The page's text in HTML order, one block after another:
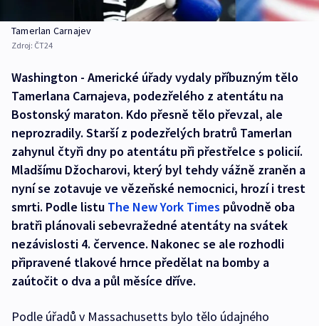
Tamerlan Carnajev
Zdroj: ČT24
Washington - Americké úřady vydaly příbuzným tělo
Tamerlana Carnajeva, podezřelého z atentátu na
Bostonský maraton. Kdo přesně tělo převzal, ale
neprozradily. Starší z podezřelých bratrů Tamerlan
zahynul čtyři dny po atentátu při přestřelce s policií.
Mladšímu Džocharovi, který byl tehdy vážně zraněn a
nyní se zotavuje ve vězeňské nemocnici, hrozí i trest
smrti. Podle listu The New York Times původně oba
bratři plánovali sebevražedné atentáty na svátek
nezávislosti 4. července. Nakonec se ale rozhodli
připravené tlakové hrnce předělat na bomby a
zaútočit o dva a půl měsíce dříve.
Podle úřadů v Massachusetts bylo tělo údajného